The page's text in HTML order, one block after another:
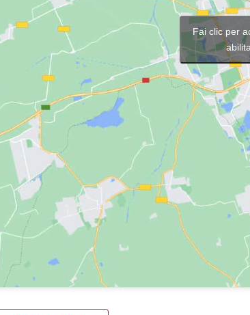
Fai clic per